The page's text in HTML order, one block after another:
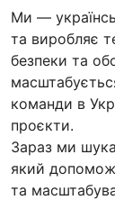
Ми —
та виробляє
безпеки та
команди в
проєкти.
Зараз ми
який
та